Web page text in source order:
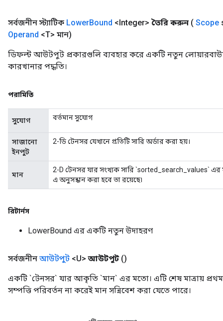
সর্বজনীন স্ট্যাটিক LowerBound <Integer> তৈরি করুন ( Scope
Operand <T> মান)
ডিফল্ট আউটপুট প্রকারগুলি ব্যবহার করে একটি নতুন
কারখানার পদ্ধতি।
পরামিতি
সুযোগ বর্তমান সুযোগ
সাজানো
ইনপুট
2-ডি টেনসর যেখানে প্রতিটি সারি অর্ডার করা হয়।
মান
2-D টেনসর যার সংখ্যক সারি `sorted_search_values`
এ অনুসন্ধান করা হবে তা রয়েছে৷
রিটার্নস
LowerBound এর একটি নতুন উদাহরণ
সর্বজনীন আউটপুট <U> আউটপুট ()
একটি `টেনসর` যার আকৃতি `মান` এর মতো। এটি শেষ মাত্রায়
সম্পত্তি পরিবর্তন না করেই মান সন্নিবেশ করা যেতে পারে।